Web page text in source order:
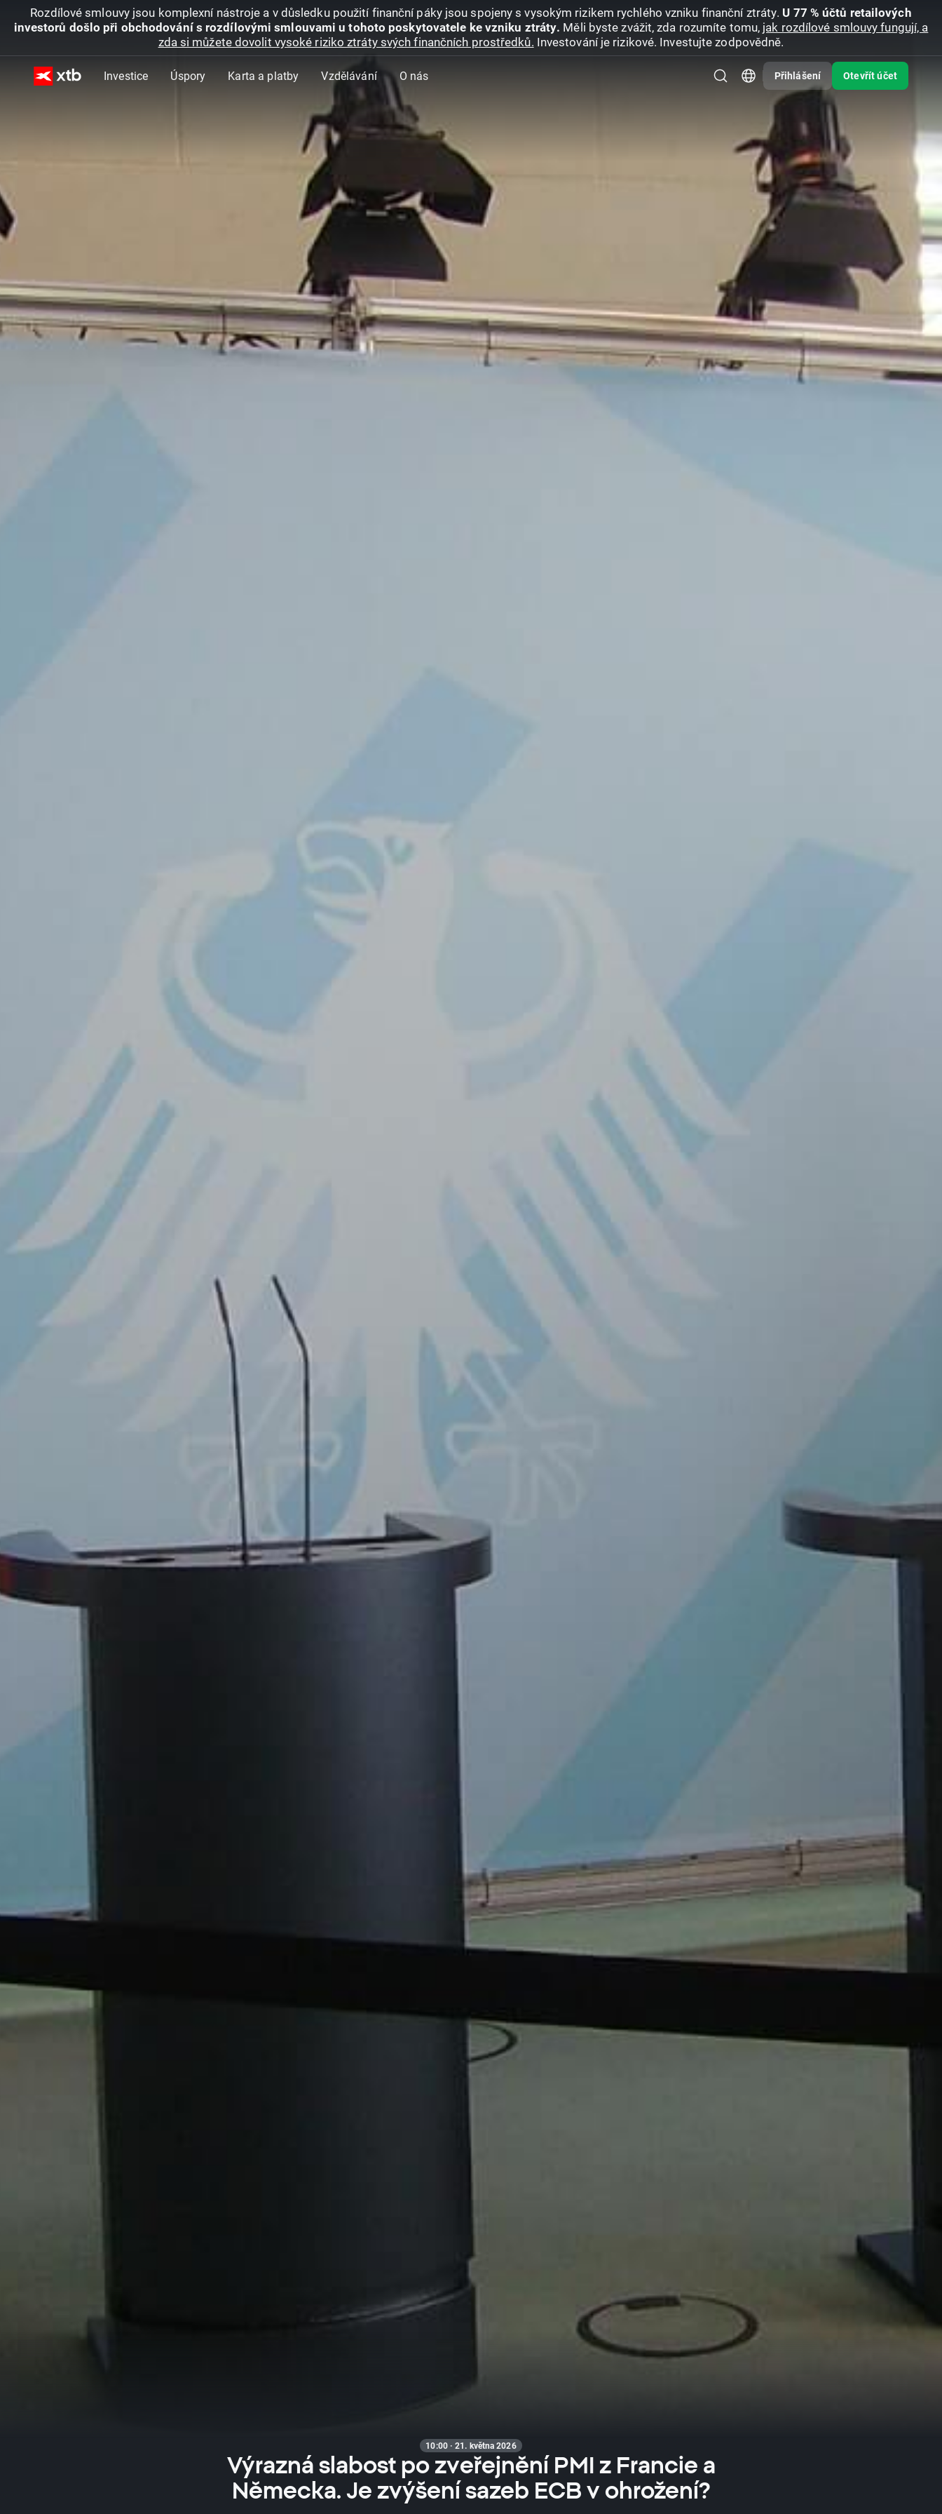
Rozdílové smlouvy jsou komplexní nástroje a v důsledku použití finanční páky jsou spojeny s vysokým rizikem rychlého vzniku finanční ztráty. U 77 % účtů retailových
investorů došlo při obchodování s rozdílovými smlouvami u tohoto poskytovatele ke vzniku ztráty. Měli byste zvážit, zda rozumíte tomu, jak rozdílové smlouvy fungují, a
zda si můžete dovolit vysoké riziko ztráty svých finančních prostředků. Investování je rizikové. Investujte zodpovědně.
Investice Úspory Karta a platby Vzdělávání O nás Přihlášení Otevřít účet
10:00 · 21. května 2026
Výrazná slabost po zveřejnění PMI z Francie a
Německa. Je zvýšení sazeb ECB v ohrožení?